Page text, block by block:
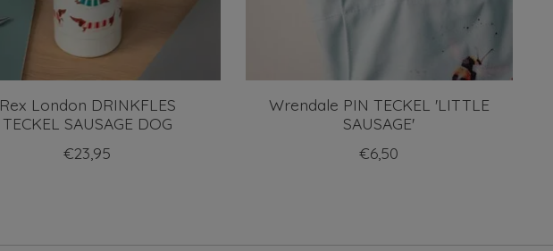
Rex London DRINKFLES
TECKEL SAUSAGE DOG
€23,95
Wrendale PIN TECKEL 'LITTLE
SAUSAGE'
€6,50